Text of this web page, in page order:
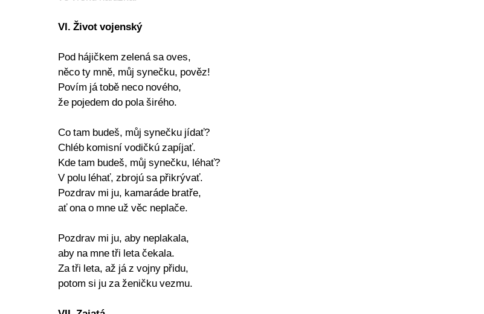
VI. Život vojenský
Pod hájičkem zelená sa oves,
něco ty mně, můj synečku, pověz!
Povím já tobě neco nového,
že pojedem do pola širého.
Co tam budeš, můj synečku jídať?
Chléb komisní vodičkú zapíjať.
Kde tam budeš, můj synečku, léhať?
V polu léhať, zbrojú sa přikrývať.
Pozdrav mi ju, kamaráde bratře,
ať ona o mne už věc neplače.
Pozdrav mi ju, aby neplakala,
aby na mne tři leta čekala.
Za tři leta, až já z vojny přidu,
potom si ju za ženičku vezmu.